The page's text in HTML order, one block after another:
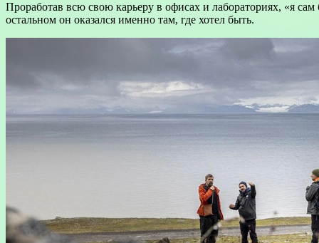
Проработав всю свою карьеру в офисах и лабораториях, «я
остальном он оказался именно там, где хотел быть.